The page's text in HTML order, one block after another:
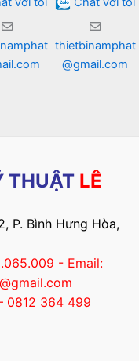
thietbinamphat
@gmail.com
THUẬT LÊ
P. Bình Hưng Hòa,
- Email:
0812 364 499